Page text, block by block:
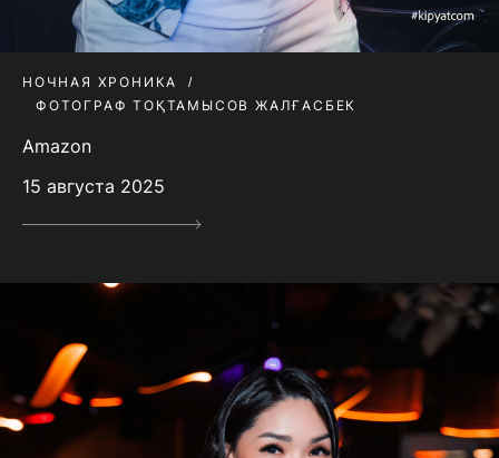
НОЧНАЯ ХРОНИКА
ФОТОГРАФ ТОҚТАМЫСОВ ЖАЛҒАСБЕК
Amazon
15 августа 2025